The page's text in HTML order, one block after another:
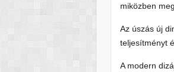
miközben
Az úszás új
teljesítményt
A modern